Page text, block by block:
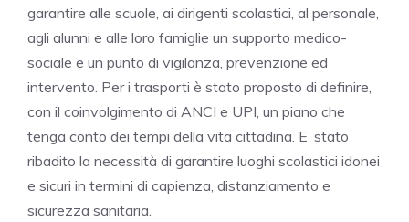
garantire alle scuole, ai dirigenti scolastici, al personale,
agli alunni e alle loro famiglie un supporto medico-
sociale e un punto di vigilanza, prevenzione ed
intervento. Per i trasporti è stato proposto di definire,
con il coinvolgimento di ANCI e UPI, un piano che
tenga conto dei tempi della vita cittadina. E’ stato
ribadito la necessità di garantire luoghi scolastici idonei
e sicuri in termini di capienza, distanziamento e
sicurezza sanitaria.